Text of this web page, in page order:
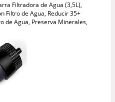
Filtradora de Agua (3,5L),
Filtro de Agua, Reducir 35+
de Agua, Preserva Minerales,